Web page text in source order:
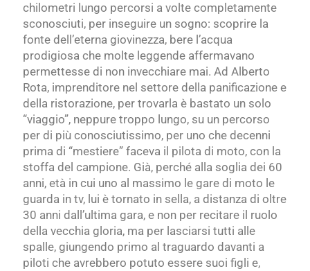
chilometri lungo percorsi a volte completamente
sconosciuti, per inseguire un sogno: scoprire la
fonte dell’eterna giovinezza, bere l’acqua
prodigiosa che molte leggende affermavano
permettesse di non invecchiare mai. Ad Alberto
Rota, imprenditore nel settore della panificazione e
della ristorazione, per trovarla è bastato un solo
“viaggio”, neppure troppo lungo, su un percorso
per di più conosciutissimo, per uno che decenni
prima di “mestiere” faceva il pilota di moto, con la
stoffa del campione. Già, perché alla soglia dei 60
anni, età in cui uno al massimo le gare di moto le
guarda in tv, lui è tornato in sella, a distanza di oltre
30 anni dall’ultima gara, e non per recitare il ruolo
della vecchia gloria, ma per lasciarsi tutti alle
spalle, giungendo primo al traguardo davanti a
piloti che avrebbero potuto essere suoi figli e,